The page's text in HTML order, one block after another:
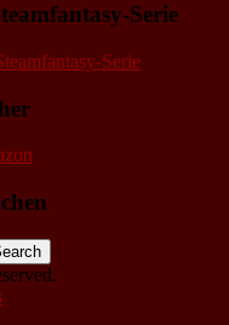
Serie